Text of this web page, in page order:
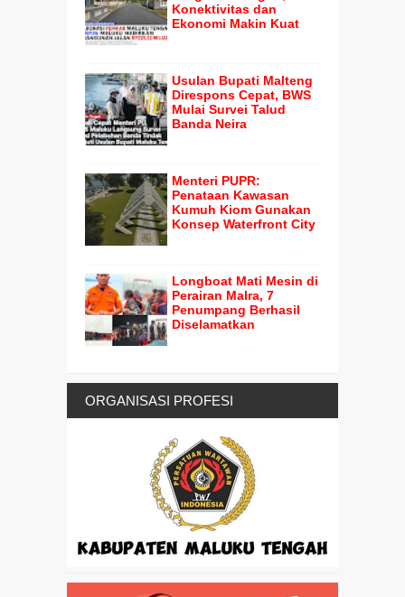
Konektivitas dan
Ekonomi Makin Kuat
Usulan Bupati Malteng
Direspons Cepat, BWS
Mulai Survei Talud
Banda Neira
Menteri PUPR:
Penataan Kawasan
Kumuh Kiom Gunakan
Konsep Waterfront City
Longboat Mati Mesin di
Perairan Malra, 7
Penumpang Berhasil
Diselamatkan
ORGANISASI PROFESI